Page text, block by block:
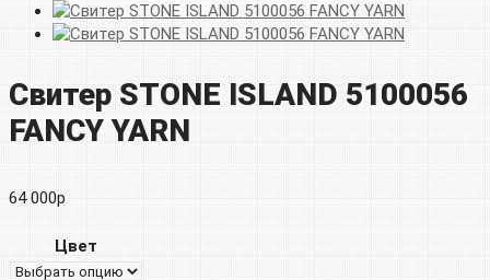
Свитер STONE ISLAND 5100056
FANCY YARN
64 000р
Цвет